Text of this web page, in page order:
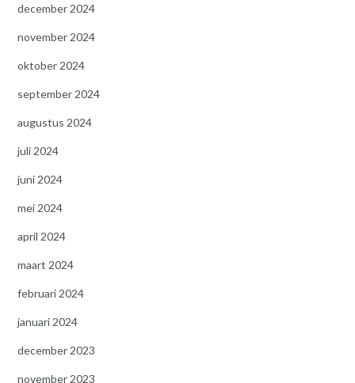
december 2024
november 2024
oktober 2024
september 2024
augustus 2024
juli 2024
juni 2024
mei 2024
april 2024
maart 2024
februari 2024
januari 2024
december 2023
november 2023